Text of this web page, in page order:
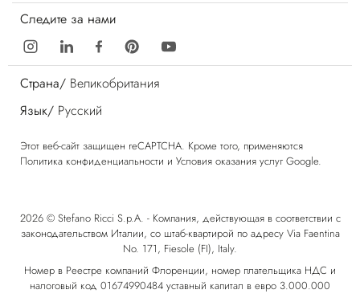
Следите за нами
Страна/ Великобритания
Язык/ Русский
Этот веб-сайт защищен reCAPTCHA. Кроме того, применяются
Политика конфиденциальности и Условия оказания услуг Google.
2026 © Stefano Ricci S.p.A. - Компания, действующая в соответствии с
законодательством Италии, со штаб-квартирой по адресу Via Faentina
No. 171, Fiesole (FI), Italy.
Номер в Реестре компаний Флоренции, номер плательщика НДС и
налоговый код 01674990484 уставный капитал в евро 3.000.000